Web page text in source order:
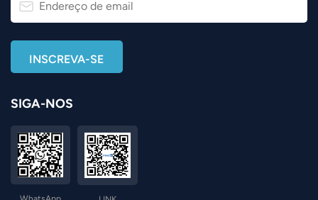
SIGA-NOS